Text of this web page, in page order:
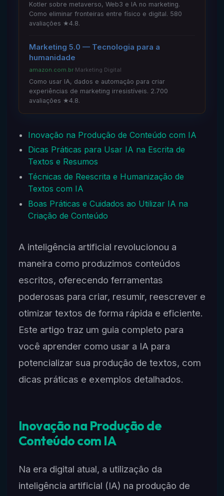
Kotler sobre metaverso, Web3 e IA no marketing.
Como eliminar fronteiras entre físico e digital. 580
avaliações ★4.8.
Marketing 5.0 — Tecnologia para a
humanidade
amazon.com.br·Marketing Digital
Como usar IA, dados e automação para criar
experiências de marketing irresistíveis. 2.700
avaliações ★4.8.
Inovação na Produção de Conteúdo com IA
Dicas Práticas para Usar IA na Escrita de
Textos e Resumos
Técnicas de Reescrita e Humanização de
Textos com IA
Boas Práticas e Cuidados ao Utilizar IA na
Criação de Conteúdo
A inteligência artificial revolucionou a
maneira como produzimos conteúdos
escritos, oferecendo ferramentas
poderosas para criar, resumir, reescrever e
otimizar textos de forma rápida e eficiente.
Este artigo traz um guia completo para
você aprender como usar a IA para
potencializar sua produção de textos, com
dicas práticas e exemplos detalhados.
Inovação na Produção de
Conteúdo com IA
Na era digital atual, a utilização da
inteligência artificial (IA) na produção de